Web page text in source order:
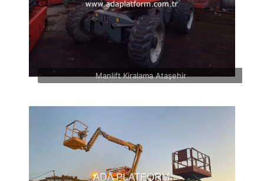
Manlift Kiralama Ataşehir